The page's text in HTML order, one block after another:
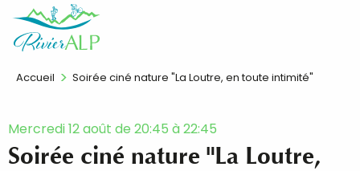
contenu
FR
Accueil Soirée ciné nature "La Loutre, en toute intimité"
Mercredi 12 août de 20:45 à 22:45
Soirée ciné nature "La Loutre,